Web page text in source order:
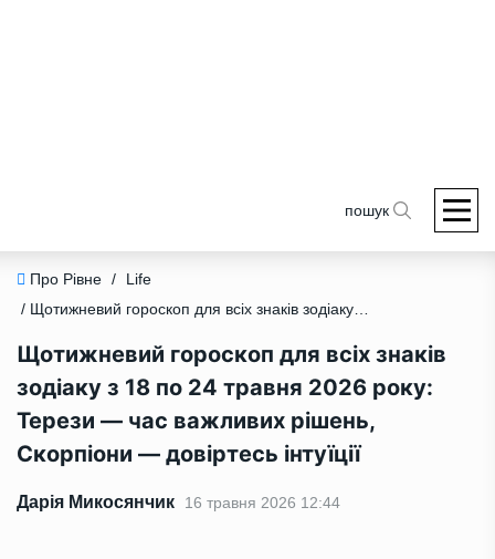
пошук
Про Рівне /
Life
/ Щотижневий гороскоп для всіх знаків зодіаку з 18 по 24 травня 2026 року: Терези — час важливих рішень, Скорпіони — довіртесь інтуїції
Щотижневий гороскоп для всіх знаків
зодіаку з 18 по 24 травня 2026 року:
Терези — час важливих рішень,
Скорпіони — довіртесь інтуїції
Дарія Микосянчик 16 травня 2026 12:44